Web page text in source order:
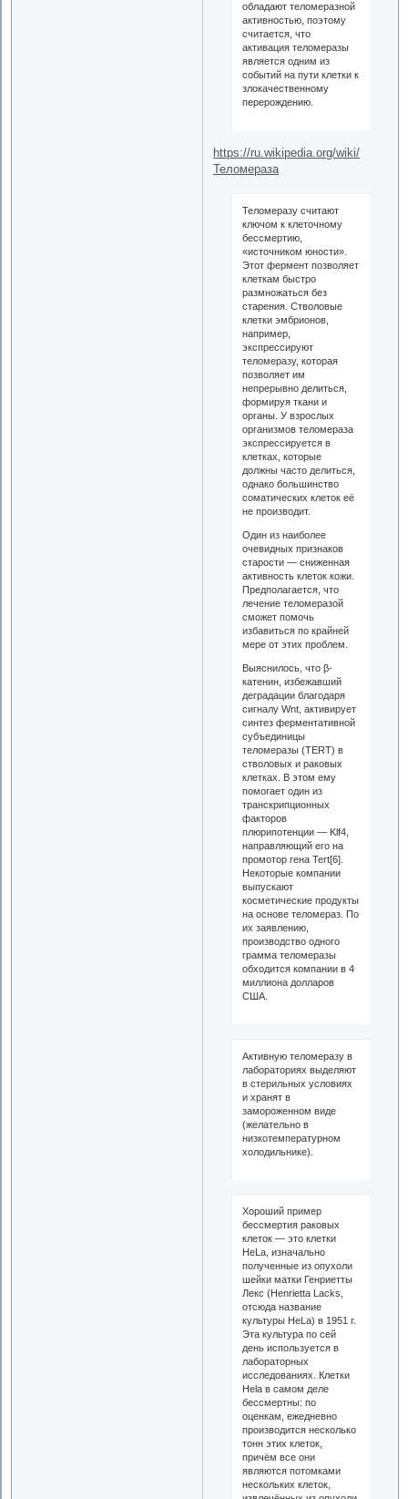
обладают теломеразной
активностью, поэтому
считается, что
активация теломеразы
является одним из
событий на пути клетки к
злокачественному
перерождению.
https://ru.wikipedia.org/wiki/
Теломераза
Теломеразу считают
ключом к клеточному
бессмертию,
«источником юности».
Этот фермент позволяет
клеткам быстро
размножаться без
старения. Стволовые
клетки эмбрионов,
например,
экспрессируют
теломеразу, которая
позволяет им
непрерывно делиться,
формируя ткани и
органы. У взрослых
организмов теломераза
экспрессируется в
клетках, которые
должны часто делиться,
однако большинство
соматических клеток её
не производит.
Один из наиболее
очевидных признаков
старости — сниженная
активность клеток кожи.
Предполагается, что
лечение теломеразой
сможет помочь
избавиться по крайней
мере от этих проблем.
Выяснилось, что β-
катенин, избежавший
деградации благодаря
сигналу Wnt, активирует
синтез ферментативной
субъединицы
теломеразы (TERT) в
стволовых и раковых
клетках. В этом ему
помогает один из
транскрипционных
факторов
плюрипотенции — Klf4,
направляющий его на
промотор гена Tert[6].
Некоторые компании
выпускают
косметические продукты
на основе теломераз. По
их заявлению,
производство одного
грамма теломеразы
обходится компании в 4
миллиона долларов
США.
Активную теломеразу в
лабораториях выделяют
в стерильных условиях
и хранят в
замороженном виде
(желательно в
низкотемпературном
холодильнике).
Хороший пример
бессмертия раковых
клеток — это клетки
HeLa, изначально
полученные из опухоли
шейки матки Генриетты
Лекс (Henrietta Lacks,
отсюда название
культуры HeLa) в 1951 г.
Эта культура по сей
день используется в
лабораторных
исследованиях. Клетки
Hela в самом деле
бессмертны: по
оценкам, ежедневно
производится несколько
тонн этих клеток,
причём все они
являются потомками
нескольких клеток,